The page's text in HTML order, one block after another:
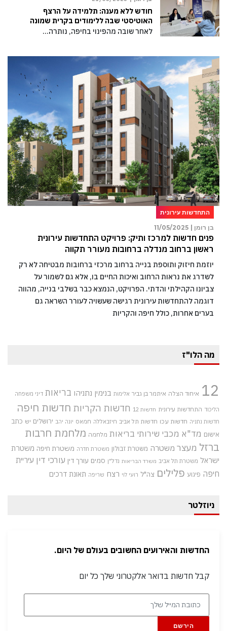
חודש ללא מענה: תלמידה על הרצף
האוטיסטי שבה ללימודים בקרית שמונה
לאחר שובה מהפינוי בחיפה, נותרה…
התחדשות עירונית
בן רומן | 11/05/2025
פנים חדשות למרכז ותיק: פרויקט התחדשות עירונית
ראשון ברחוב מנדלה ברחובות מעורר תקווה
יוזמת חיזוק ותוספת בנייה ברחוב מרכזי ברחובות מבטיחה לא רק
לשדרג את נראות הרחוב ואיכות החיים בו, אלא גם לשמור על
צביונו הקהילתי והדתי. הפרויקט, הנמצא כבר בשלבי בנייה, מהווה
דוגמה להתחדשות עירונית רגישה שעשויה לעורר השראה גם
בערים אחרות, כולל חיפה והקריות
מה הלו"ז
12 איחוד הצלה איתמר בן גביר אלימות בנימין נתניהו בריאות דיני משפחה
הליכוד התחדשות עירונית חדשות 12 חדשות הקריות חדשות חיפה
חדשות נתניה חדשות עכו חדשות תל אביב חיזבאללה חמאס יונה יהב ירושלים יש כתב
אישום מד"א מכבי שירותי בריאות מלחמה מלחמת חרבות
ברזל מעצר משטרה משטרת זבולון משטרת חדרה משטרת חיפה משטרת
ישראל משטרת תל אביב משרד הבריאות נדל"ן סמים עורך דין עורכי דין עיריית
חיפה פיגוע פלילים צה"ל רועי לוי רצח שריפה תאונת דרכים
ניוזלטר
החדשות והאירועים החשובים בעולם של היום.
קבל חדשות בדואר אלקטרוני שלך כל יום
הירשם